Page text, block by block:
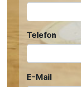
Telefon
E-Mail